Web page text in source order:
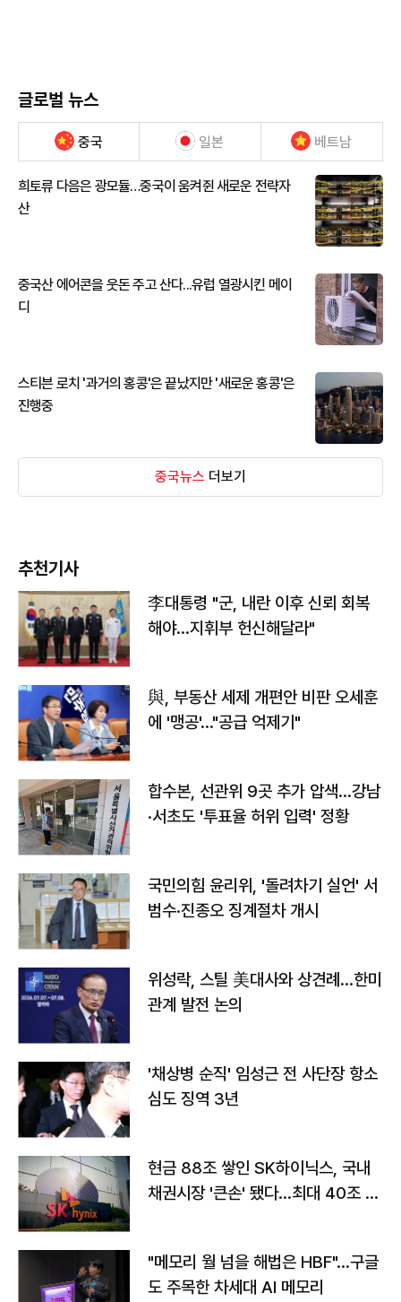
글로벌 뉴스
중국 일본 베트남
희토류 다음은 광모듈…중국이 움켜쥔 새로운 전략자
산
중국산 에어콘을 웃돈 주고 산다...유럽 열광시킨 메이
디
스티븐 로치 '과거의 홍콩'은 끝났지만 '새로운 홍콩'은
진행중
중국뉴스 더보기
추천기사
李대통령 "군, 내란 이후 신뢰 회복
해야…지휘부 헌신해달라"
與, 부동산 세제 개편안 비판 오세훈
에 '맹공'…"공급 억제기"
합수본, 선관위 9곳 추가 압색…강남
·서초도 '투표율 허위 입력' 정황
국민의힘 윤리위, '돌려차기 실언' 서
범수·진종오 징계절차 개시
위성락, 스틸 美대사와 상견례…한미
관계 발전 논의
'채상병 순직' 임성근 전 사단장 항소
심도 징역 3년
현금 88조 쌓인 SK하이닉스, 국내
채권시장 '큰손' 됐다…최대 40조 투
"메모리 월 넘을 해법은 HBF"…구글
도 주목한 차세대 AI 메모리